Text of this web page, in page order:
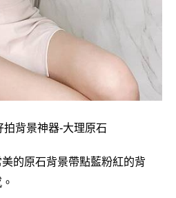
拍背景神器-大理原石
的原石背景帶點藍粉紅的背